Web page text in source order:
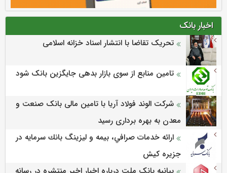
اخبار بانک
تحریک تقاضا با انتشار اسناد خزانه اسلامی
تامین منابع از سوی بازار بدهی جایگزین بانک شود
شرکت الوند فولاد آریا با تامین مالی بانک صنعت و
معدن به بهره برداری رسید
ارائه خدمات صرافي، بيمه و ليزينگ بانك سرمايه در
جزيره كيش